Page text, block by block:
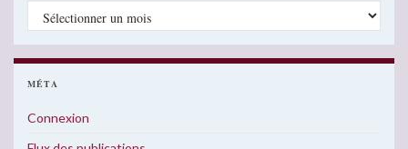
Archives
MÉTA
Connexion